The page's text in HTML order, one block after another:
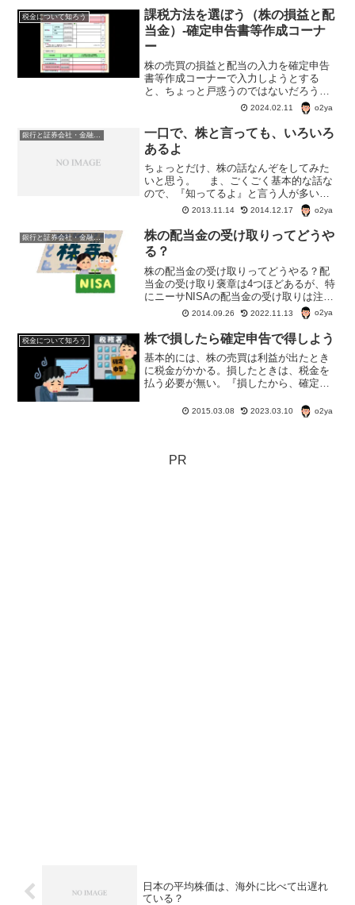
税金について知ろう
課税方法を選ぼう（株の損益と配
当金）-確定申告書等作成コーナ
ー
株の売買の損益と配当の入力を確定申告
書等作成コーナーで入力しようとする
と、ちょっと戸惑うのではないだろう
か？というか、管理人はだいぶ戸惑っ
た。なので、株の売買や配当金があった
場合の確定申告書等作成コーナーでの処
理について書いておこうと思う。
2024.02.11 o2ya
銀行と証券会社・金融商品
一口で、株と言っても、いろいろ
あるよ
ちょっとだけ、株の話なんぞをしてみた
いと思う。 ま、ごくごく基本的な話な
ので、『知ってるよ』と言う人が多いと
思うけど。 株は、基本的に証券会社で
買う。 株と一口で言っても、単位株・
ミニ株・単元未満株と累積投信などがあ
る。単位株とは？ ...
2013.11.14 2014.12.17 o2ya
銀行と証券会社・金融商品
株の配当金の受け取りってどうや
る？
株の配当金の受け取りってどうやる？配
当金の受け取り褒章は4つほどあるが、特
にニーサNISAの配当金の受け取りは注意
して選ぶ必要がある。ということで、今
日は株の配当金の受け取り方式とNISAで
の注意点をちょっとご紹介。
2014.09.26 2022.11.13 o2ya
税金について知ろう 株で損したら確定申告で得しよう
基本的には、株の売買は利益が出たとき
に税金がかかる。損したときは、税金を
払う必要が無い。『損したから、確定申
い。』と思ってる人、ちょっと待って！
株で損したら、確定申告したほうが得に
2015.03.08 2023.03.10 o2ya
PR
日本の平均株価は、海外に比べて出遅れ
ている？